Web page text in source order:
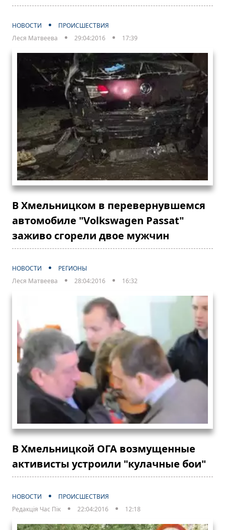
НОВОСТИ
ПРОИСШЕСТВИЯ
Леся Матвеева
29:04:2016 17:39
В Хмельницком в перевернувшемся
автомобиле "Volkswagen Passat"
заживо сгорели двое мужчин
НОВОСТИ
РЕГИОНЫ
Леся Матвеева
28:04:2016 16:32
В Хмельницкой ОГА возмущенные
активисты устроили "кулачные бои"
НОВОСТИ
ПРОИСШЕСТВИЯ
Редакція Час Пік
22:04:2016 12:18